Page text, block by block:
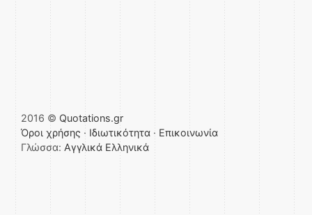
2016 © Quotations.gr
Όροι χρήσης · Ιδιωτικότητα · Επικοινωνία
Γλώσσα: Αγγλικά Ελληνικά